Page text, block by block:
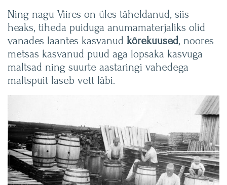
Ning nagu Viires on üles täheldanud, siis
heaks, tiheda puiduga anumamaterjaliks olid
vanades laantes kasvanud kõrekuused, noores
metsas kasvanud puud aga lopsaka kasvuga
maltsad ning suurte aastaringi vahedega
maltspuit laseb vett läbi.